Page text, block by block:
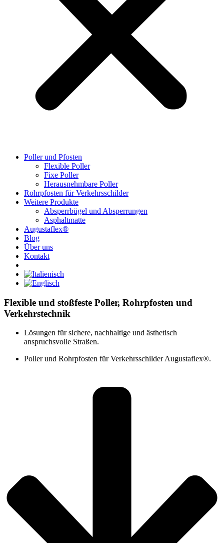
Poller und Pfosten
Flexible Poller
Fixe Poller
Herausnehmbare Poller
Rohrpfosten für Verkehrsschilder
Weitere Produkte
Absperrbügel und Absperrungen
Asphaltmatte
Augustaflex®
Blog
Über uns
Kontakt
Flexible und stoßfeste Poller, Rohrpfosten und
Verkehrstechnik
Lösungen für sichere, nachhaltige und ästhetisch
anspruchsvolle Straßen.
Poller und Rohrpfosten für Verkehrsschilder Augustaflex®.